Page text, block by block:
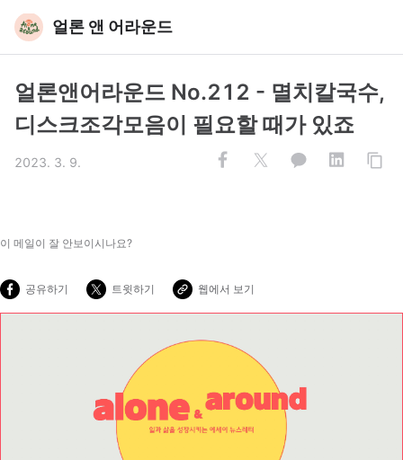
얼론 앤 어라운드
얼론앤어라운드 No.212 - 멸치칼국수,
디스크조각모음이 필요할 때가 있죠
2023. 3. 9.
이 메일이 잘 안보이시나요?
공유하기 트윗하기 웹에서 보기